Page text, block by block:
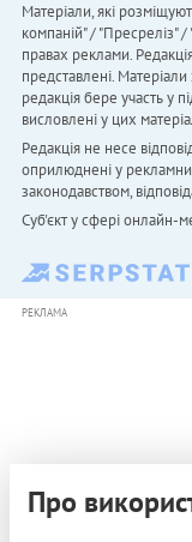
Матеріали, які
компаній" / "Пресреліз"
правах реклами.
представлені.
редакція бере участь у
висловлені у цих
Редакція не несе
оприлюднені у
законодавством,
Cуб'єкт у сфері онлайн-
РЕКЛАМА
Про